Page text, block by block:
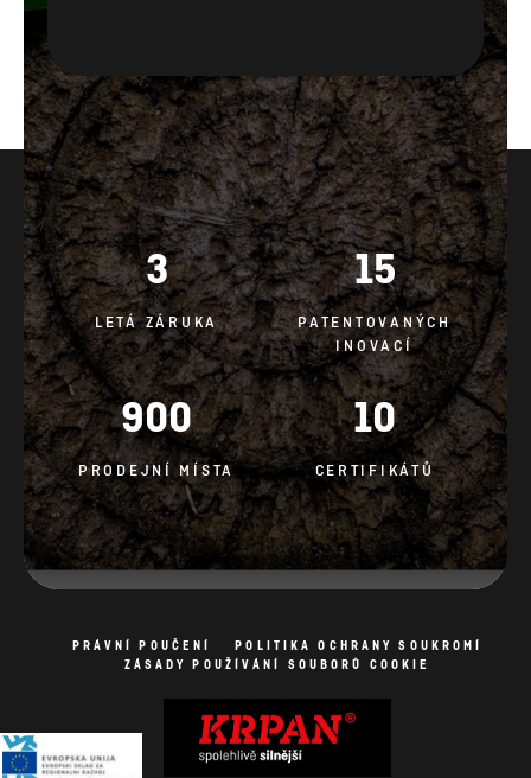
3
LETÁ ZÁRUKA
15
PATENTOVANÝCH
INOVACÍ
900
PRODEJNÍ MÍSTA
10
CERTIFIKÁTŮ
PRÁVNÍ POUČENÍ
POLITIKA OCHRANY SOUKROMÍ
ZÁSADY POUŽÍVÁNÍ SOUBORŮ COOKIE
Všechna práva vyhrazena Fotografie jsou symbolické.
Výroba webových stránek: AV studio